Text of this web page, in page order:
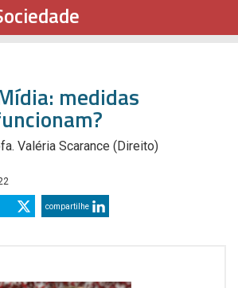
medidas
Valéria Scarance (Direito)
compartilhe